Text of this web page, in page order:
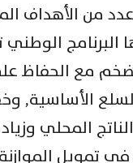
من الأهداف
البرنامج
مع الحفاظ
الأساسية,
المحلي
في تمويل